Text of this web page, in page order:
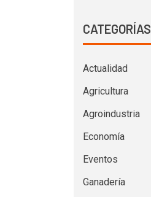
CATEGORÍAS
Actualidad
Agricultura
Agroindustria
Economía
Eventos
Ganadería